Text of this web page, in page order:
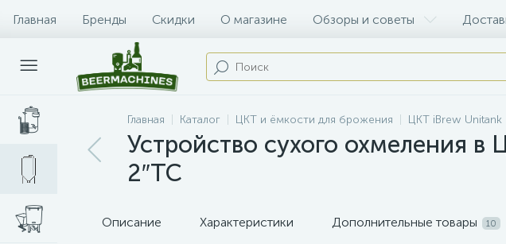
Главная Бренды Скидки О магазине Обзоры и советы
Главная Каталог ЦКТ и ёмкости для брожения ЦКТ iBrew Unitank
Устройство сухого охмеления
2″TC
Описание Характеристики Дополнительные товары 10